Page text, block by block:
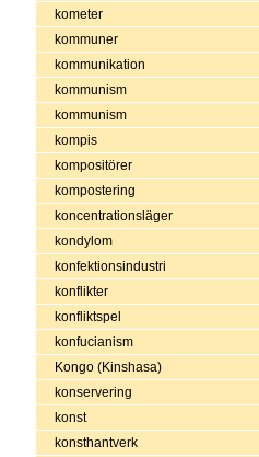
kometer
kommuner
kommunikation
kommunism
kommunism
kompis
kompositörer
kompostering
koncentrationsläger
kondylom
konfektionsindustri
konflikter
konfliktspel
konfucianism
Kongo (Kinshasa)
konservering
konst
konsthantverk